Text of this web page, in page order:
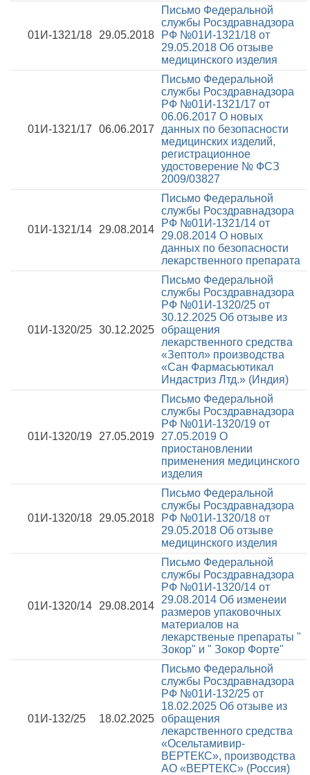
01И-1321/18 29.05.2018
Письмо Федеральной
службы Росздравнадзора
РФ №01И-1321/18 от
29.05.2018 Об отзыве
медицинского изделия
01И-1321/17 06.06.2017
Письмо Федеральной
службы Росздравнадзора
РФ №01И-1321/17 от
06.06.2017 О новых
данных по безопасности
медицинских изделий,
регистрационное
удостоверение № ФСЗ
2009/03827
01И-1321/14 29.08.2014
Письмо Федеральной
службы Росздравнадзора
РФ №01И-1321/14 от
29.08.2014 О новых
данных по безопасности
лекарственного препарата
01И-1320/25 30.12.2025
Письмо Федеральной
службы Росздравнадзора
РФ №01И-1320/25 от
30.12.2025 Об отзыве из
обращения
лекарственного средства
«Зептол» производства
«Сан Фармасьютикал
Индастриз Лтд.» (Индия)
01И-1320/19 27.05.2019
Письмо Федеральной
службы Росздравнадзора
РФ №01И-1320/19 от
27.05.2019 О
приостановлении
применения медицинского
изделия
01И-1320/18 29.05.2018
Письмо Федеральной
службы Росздравнадзора
РФ №01И-1320/18 от
29.05.2018 Об отзыве
медицинского изделия
01И-1320/14 29.08.2014
Письмо Федеральной
службы Росздравнадзора
РФ №01И-1320/14 от
29.08.2014 Об изменеии
размеров упаковочных
материалов на
лекарственые препараты "
Зокор" и " Зокор Форте"
01И-132/25 18.02.2025
Письмо Федеральной
службы Росздравнадзора
РФ №01И-132/25 от
18.02.2025 Об отзыве из
обращения
лекарственного средства
«Осельтамивир-
ВЕРТЕКС», производства
АО «ВЕРТЕКС» (Россия)